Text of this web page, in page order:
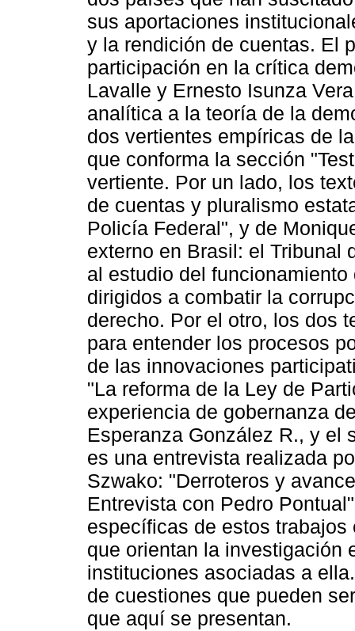
sus aportaciones
y la rendición de cuentas. El
participación en la crítica
Lavalle y Ernesto Isunza
analítica a la teoría de la
dos vertientes empíricas de
que conforma la sección
vertiente. Por un lado, los
de cuentas y pluralismo
Policía Federal", y de
externo en Brasil: el Tribunal
al estudio del
dirigidos a combatir la
derecho. Por el otro, los dos
para entender los procesos
de las innovaciones
"La reforma de la Ley de
experiencia de gobernanza
Esperanza González R., y el
es una entrevista realizada
Szwako: "Derroteros y
Entrevista con Pedro
específicas de estos
que orientan la investigación
instituciones asociadas a
de cuestiones que pueden
que aquí se presentan.